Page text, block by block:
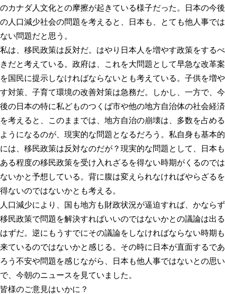
のカナダ人文化との摩擦が起きている様子だった。日本の今後
の人口減少社会の問題を考えると、日本も、とても他人事では
ない問題だと思う。
私は、移民政策は反対だ。はやり日本人を増やす政策をするべ
きだと考えている。政府は、これを大問題として早急な改革案
を国民に提示しなければならないとも考えている。子供を増や
す対策、子育て環境の改善対策は急務だ。しかし、一方で、今
後の日本の特に私どものつくば市や他の地方自治体の社会経済
を考えると、このままでは、地方自治の崩壊は、多数を占める
ようになるのが、現実的な問題となるだろう。私自身も基本的
には、移民政策は反対なのだが？現実的な問題として、日本も
ある程度の移民政策を受け入れざるを得ない時期がくるのでは
ないかと予想している。背に腹は変えられなければやらざるを
得ないのではないかとも考える。
人口減少により、国も地方も財政状況が逼迫すれば、かならず
移民政策で問題を解決すればいいのではないかとの議論は出る
はずだ。逆にもうすでにその議論をしなければならない時期も
来ているのではないかと感じる。その時に日本が直面するであ
ろう不安や問題を感じながら、日本も他人事ではないとの思い
で、今朝のニュースを見ていました。
皆様のご意見はいかに？